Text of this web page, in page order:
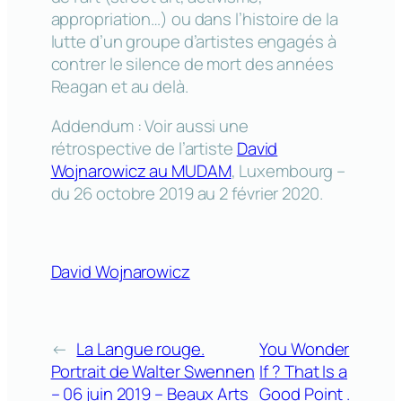
appropriation…) ou dans l’histoire de la
lutte d’un groupe d’artistes engagés à
contrer le silence de mort des années
Reagan et au delà.
Addendum : Voir aussi une
rétrospective de l’artiste David
Wojnarowicz au MUDAM, Luxembourg –
du 26 octobre 2019 au 2 février 2020.
David Wojnarowicz
← La Langue rouge.
Portrait de Walter Swennen
– 06 juin 2019 – Beaux Arts
You Wonder
If ? That Is a
Good Point .